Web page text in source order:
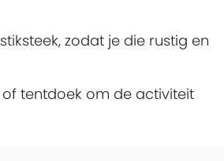
zodat je die rustig en
tentdoek om de activiteit